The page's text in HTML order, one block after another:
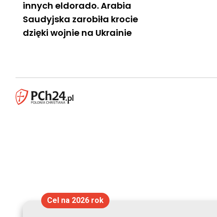
innych eldorado. Arabia
Saudyjska zarobiła krocie
dzięki wojnie na Ukrainie
Cel na 2026 rok